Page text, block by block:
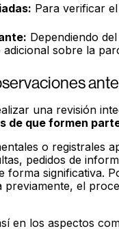
Para verificar
Dependiendo
sobre la
una revisión
de que formen
o registrales
pedidos de
forma significativa.
el
en los aspectos